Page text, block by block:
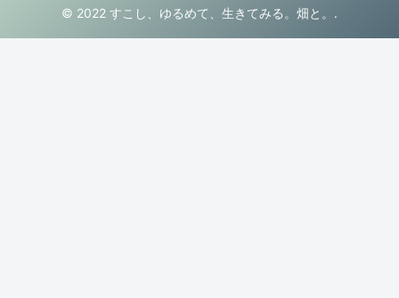
© 2022 すこし、ゆるめて、生きてみる。畑と。.